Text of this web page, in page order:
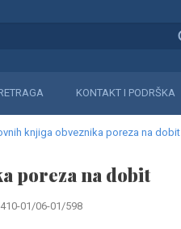
KONTAKT I PODRŠKA
knjiga obveznika poreza na dobit
poreza na dobit
01/06-01/598